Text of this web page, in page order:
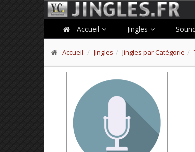
Accueil Jingles
Accueil Jingles Jingles par Catégorie